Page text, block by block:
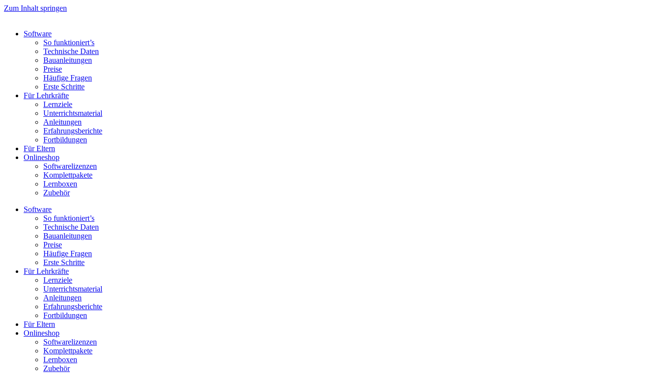
Zum Inhalt springen
Software
So funktioniert’s
Technische Daten
Bauanleitungen
Preise
Häufige Fragen
Erste Schritte
Für Lehrkräfte
Lernziele
Unterrichtsmaterial
Anleitungen
Erfahrungsberichte
Fortbildungen
Für Eltern
Onlineshop
Softwarelizenzen
Komplettpakete
Lernboxen
Zubehör
Software
So funktioniert’s
Technische Daten
Bauanleitungen
Preise
Häufige Fragen
Erste Schritte
Für Lehrkräfte
Lernziele
Unterrichtsmaterial
Anleitungen
Erfahrungsberichte
Fortbildungen
Für Eltern
Onlineshop
Softwarelizenzen
Komplettpakete
Lernboxen
Zubehör